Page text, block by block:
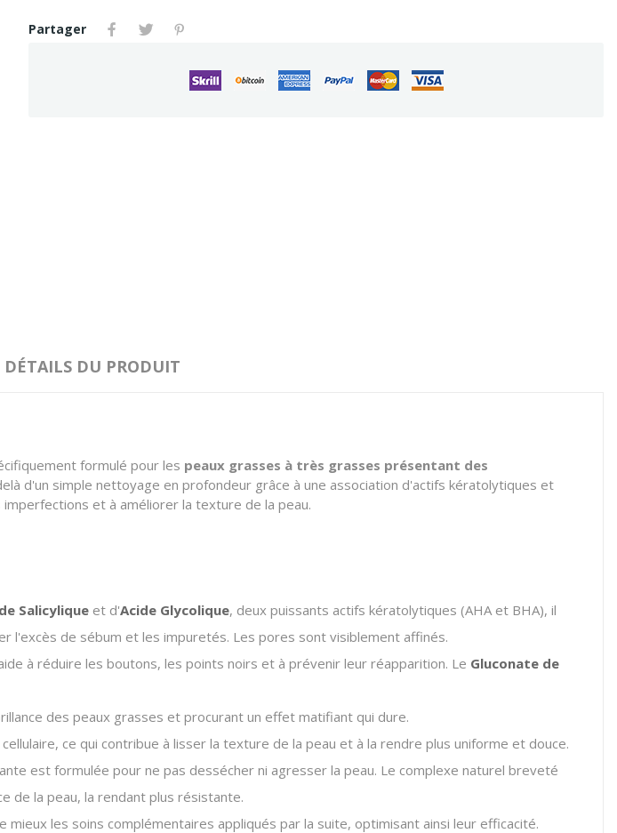
Partager
DÉTAILS DU PRODUIT
formulé pour les peaux grasses à très grasses présentant des
d'un simple nettoyage en profondeur grâce à une association d'actifs kératolytiques et
et à améliorer la texture de la peau.
Salicylique et d'Acide Glycolique, deux puissants actifs kératolytiques (AHA et BHA), il
l'excès de sébum et les impuretés. Les pores sont visiblement affinés.
à réduire les boutons, les points noirs et à prévenir leur réapparition. Le Gluconate de
des peaux grasses et procurant un effet matifiant qui dure.
ce qui contribue à lisser la texture de la peau et à la rendre plus uniforme et douce.
est formulée pour ne pas dessécher ni agresser la peau. Le complexe naturel breveté
de la peau, la rendant plus résistante.
les soins complémentaires appliqués par la suite, optimisant ainsi leur efficacité.